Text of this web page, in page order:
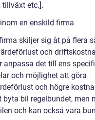
etc.].
en enskild firma
skiljer sig åt på flera
och
anpassa det till ens
och möjlighet att göra
och högre
bil regelbundet, men
och kan också vara